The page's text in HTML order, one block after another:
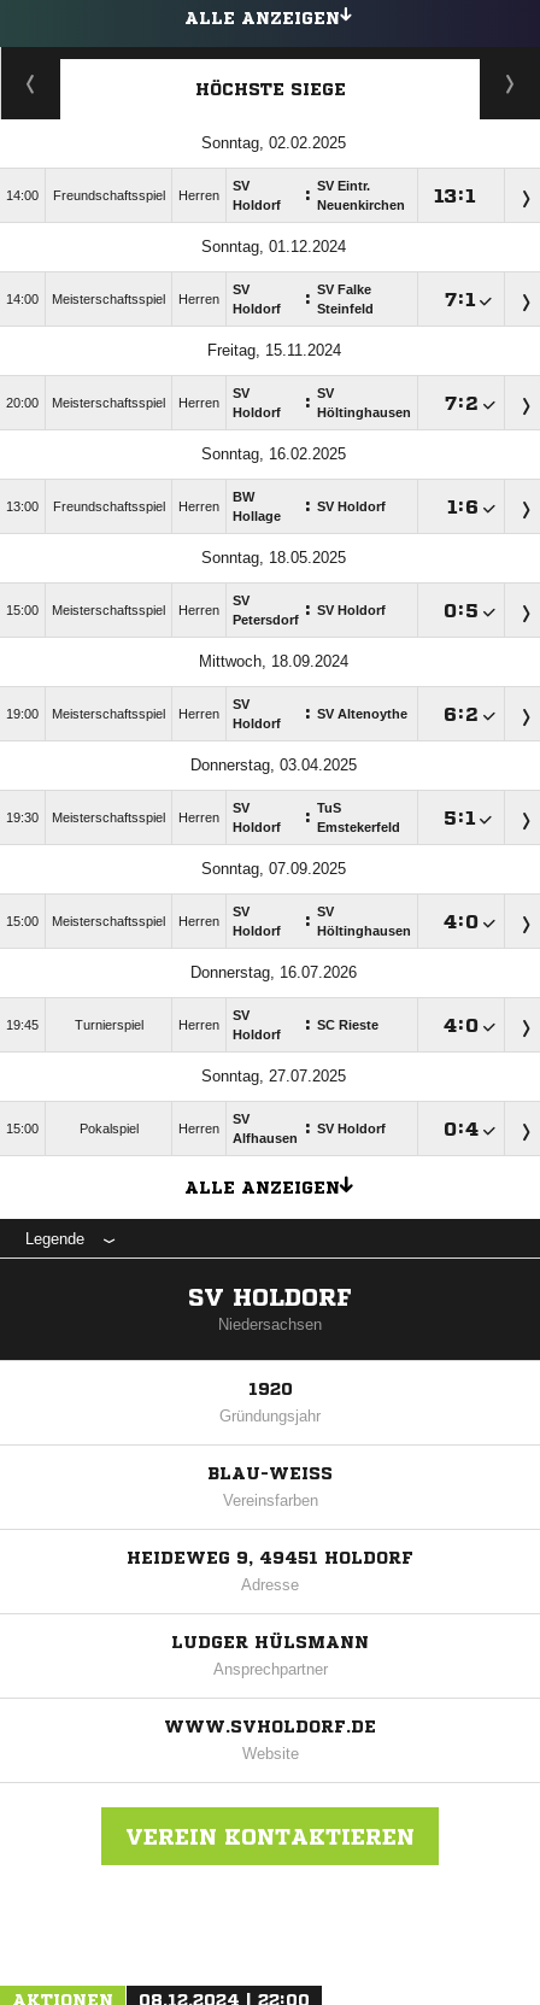
ALLE ANZEIGEN
HÖCHSTE SIEGE
Sonntag, 02.02.2025
14:00 Freundschaftsspiel Herren
SV
Holdorf
: SV Eintr.
Neuenkirchen
:
Sonntag, 01.12.2024
14:00 Meisterschaftsspiel Herren
SV
Holdorf
: SV Falke
Steinfeld
:
Freitag, 15.11.2024
20:00 Meisterschaftsspiel Herren
SV
Holdorf
: SV
Höltinghausen
:
Sonntag, 16.02.2025
13:00 Freundschaftsspiel Herren
BW
Hollage
: SV Holdorf :
Sonntag, 18.05.2025
15:00 Meisterschaftsspiel Herren
SV
Petersdorf : SV Holdorf :
Mittwoch, 18.09.2024
19:00 Meisterschaftsspiel Herren
SV
Holdorf
: SV Altenoythe :
Donnerstag, 03.04.2025
19:30 Meisterschaftsspiel Herren
SV
Holdorf
: TuS
Emstekerfeld
:
Sonntag, 07.09.2025
15:00 Meisterschaftsspiel Herren
SV
Holdorf
: SV
Höltinghausen
:
Donnerstag, 16.07.2026
19:45 Turnierspiel Herren
SV
Holdorf
: SC Rieste :
Sonntag, 27.07.2025
15:00 Pokalspiel Herren
SV
Alfhausen
: SV Holdorf :
ALLE ANZEIGEN
Legende
SV HOLDORF
Niedersachsen
1920
Gründungsjahr
BLAU-WEISS
Vereinsfarben
HEIDEWEG 9, 49451 HOLDORF
Adresse
LUDGER HÜLSMANN
Ansprechpartner
WWW.SVHOLDORF.DE
Website
VEREIN KONTAKTIEREN
AKTIONEN 08.12.2024 | 22:00